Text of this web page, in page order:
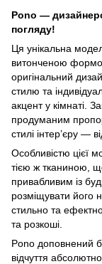
Pono —
погляду!
Ця унікальна
витонченою
оригінальний
стилю та
акцент у кімнаті.
продуманим
стилі інтер’єру —
Особливістю цієї
тією ж тканиною,
привабливим із
розміщувати його
стильно та
та розкоші.
Pono доповнений
відчуття